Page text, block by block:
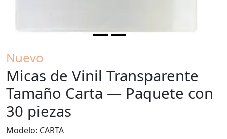
Nuevo
Micas de Vinil Transparente
Tamaño Carta — Paquete con
30 piezas
Modelo: CARTA